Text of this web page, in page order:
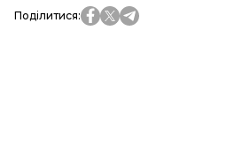
Поділитися: